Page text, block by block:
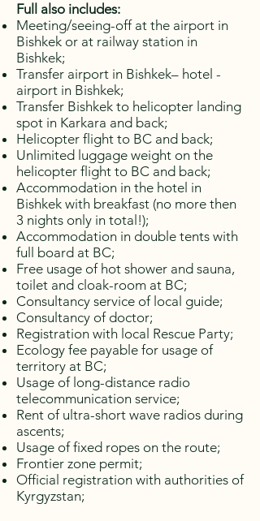
Full also includes:
Meeting/seeing-off at the airport in
Bishkek or at railway station in
Bishkek;
Transfer airport in Bishkek– hotel -
airport in Bishkek;
Transfer Bishkek to helicopter landing
spot in Karkara and back;
Helicopter flight to BC and back;
Unlimited luggage weight on the
helicopter flight to BC and back;
Accommodation in the hotel in
Bishkek with breakfast (no more then
3 nights only in total!);
Accommodation in double tents with
full board at BC;
Free usage of hot shower and sauna,
toilet and cloak-room at BC;
Consultancy service of local guide;
Consultancy of doctor;
Registration with local Rescue Party;
Ecology fee payable for usage of
territory at BC;
Usage of long-distance radio
telecommunication service;
Rent of ultra-short wave radios during
ascents;
Usage of fixed ropes on the route;
Frontier zone permit;
Official registration with authorities of
Kyrgyzstan;